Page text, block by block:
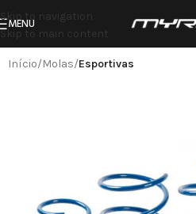
Skip to navigation
Skip to main content
MENU
Início Molas Esportivas